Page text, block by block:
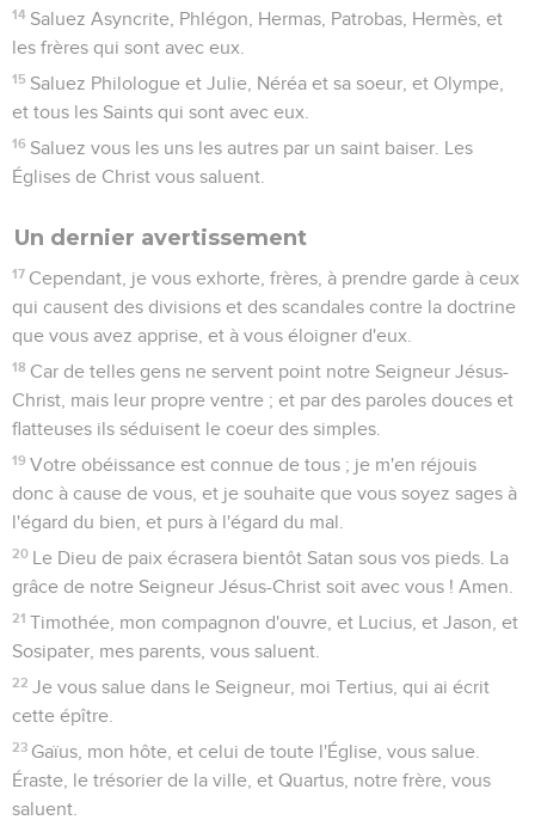
14 Saluez Asyncrite, Phlégon, Hermas, Patrobas, Hermès, et
les frères qui sont avec eux.
15 Saluez Philologue et Julie, Néréa et sa soeur, et Olympe,
et tous les Saints qui sont avec eux.
16 Saluez vous les uns les autres par un saint baiser. Les
Églises de Christ vous saluent.
Un dernier avertissement
17 Cependant, je vous exhorte, frères, à prendre garde à ceux
qui causent des divisions et des scandales contre la doctrine
que vous avez apprise, et à vous éloigner d'eux.
18 Car de telles gens ne servent point notre Seigneur Jésus-
Christ, mais leur propre ventre ; et par des paroles douces et
flatteuses ils séduisent le coeur des simples.
19 Votre obéissance est connue de tous ; je m'en réjouis
donc à cause de vous, et je souhaite que vous soyez sages à
l'égard du bien, et purs à l'égard du mal.
20 Le Dieu de paix écrasera bientôt Satan sous vos pieds. La
grâce de notre Seigneur Jésus-Christ soit avec vous ! Amen.
21 Timothée, mon compagnon d'ouvre, et Lucius, et Jason, et
Sosipater, mes parents, vous saluent.
22 Je vous salue dans le Seigneur, moi Tertius, qui ai écrit
cette épître.
23 Gaïus, mon hôte, et celui de toute l'Église, vous salue.
Éraste, le trésorier de la ville, et Quartus, notre frère, vous
saluent.